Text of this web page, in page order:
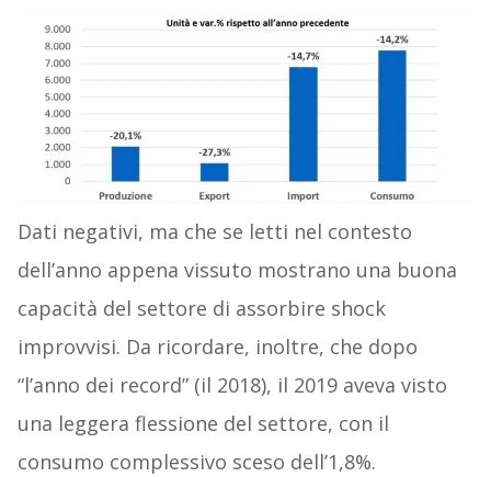
Dati negativi, ma che se letti nel contesto
dell’anno appena vissuto mostrano una buona
capacità del settore di assorbire shock
improvvisi. Da ricordare, inoltre, che dopo
“l’anno dei record” (il 2018), il 2019 aveva visto
una leggera flessione del settore, con il
consumo complessivo sceso dell’1,8%.